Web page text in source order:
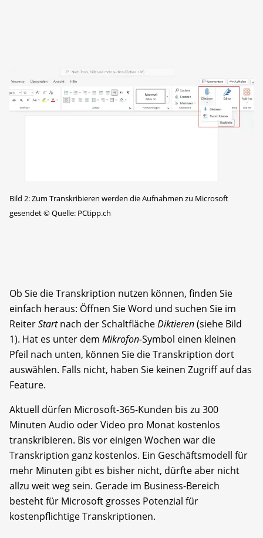
Bild 2: Zum Transkribieren werden die Aufnahmen zu Microsoft
gesendet©Quelle: PCtipp.ch
Ob Sie die Transkription nutzen können, finden Sie
einfach heraus: Öffnen Sie Word und suchen Sie im
ReiterStartnach der SchaltflächeDiktieren(siehe Bild
1). Hat es unter dem Mikrofon-Symbol einen kleinen
Pfeil nach unten, können Sie die Transkription dort
auswählen. Falls nicht, haben Sie keinen Zugriff auf das
Feature.
Aktuell dürfen Microsoft-365-Kunden bis zu 300
Minuten Audio oder Video pro Monat kostenlos
transkribieren. Bis vor einigen Wochen war die
Transkription ganz kostenlos. Ein Geschäftsmodell für
mehr Minuten gibt es bisher nicht, dürfte aber nicht
allzu weit weg sein. Gerade im Business-Bereich
besteht für Microsoft grosses Potenzial für
kostenpflichtige Transkriptionen.